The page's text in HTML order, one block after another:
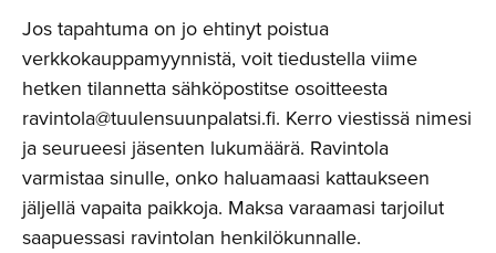
Jos tapahtuma on jo ehtinyt poistua
verkkokauppamyynnistä, voit tiedustella viime
hetken tilannetta sähköpostitse osoitteesta
ravintola@tuulensuunpalatsi.fi. Kerro viestissä nimesi
ja seurueesi jäsenten lukumäärä. Ravintola
varmistaa sinulle, onko haluamaasi kattaukseen
jäljellä vapaita paikkoja. Maksa varaamasi tarjoilut
saapuessasi ravintolan henkilökunnalle.